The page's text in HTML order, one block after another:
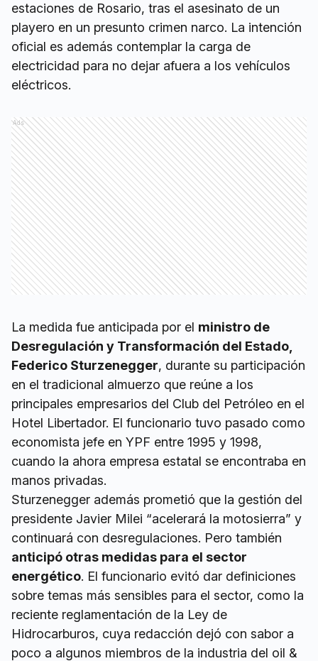
estaciones de Rosario, tras el asesinato de un
playero en un presunto crimen narco. La intención
oficial es además contemplar la carga de
electricidad para no dejar afuera a los vehículos
eléctricos.
Ads
La medida fue anticipada por el ministro de
Desregulación y Transformación del Estado,
Federico Sturzenegger, durante su participación
en el tradicional almuerzo que reúne a los
principales empresarios del Club del Petróleo en el
Hotel Libertador. El funcionario tuvo pasado como
economista jefe en YPF entre 1995 y 1998,
cuando la ahora empresa estatal se encontraba en
manos privadas.
Sturzenegger además prometió que la gestión del
presidente Javier Milei “acelerará la motosierra” y
continuará con desregulaciones. Pero también
anticipó otras medidas para el sector
energético. El funcionario evitó dar definiciones
sobre temas más sensibles para el sector, como la
reciente reglamentación de la Ley de
Hidrocarburos, cuya redacción dejó con sabor a
poco a algunos miembros de la industria del oil &